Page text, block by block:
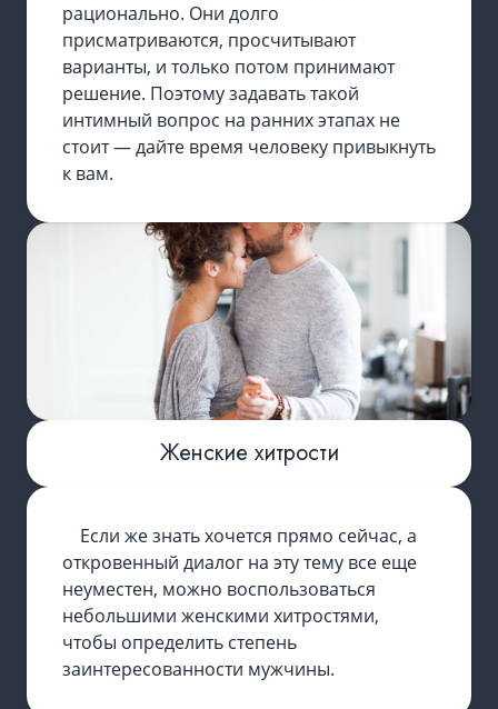
рационально. Они долго
присматриваются, просчитывают
варианты, и только потом принимают
решение. Поэтому задавать такой
интимный вопрос на ранних этапах не
стоит — дайте время человеку привыкнуть
к вам.
Женские хитрости
Если же знать хочется прямо сейчас, а
откровенный диалог на эту тему все еще
неуместен, можно воспользоваться
небольшими женскими хитростями,
чтобы определить степень
заинтересованности мужчины.